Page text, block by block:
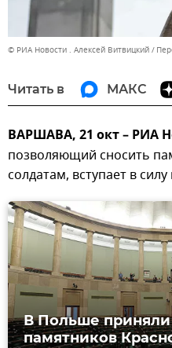
© РИА Новости . Алексей Витвицкий
Читать в МАКС
ВАРШАВА, 21 окт – РИА
позволяющий сносить
солдатам, вступает в
В Польше приняли
памятников